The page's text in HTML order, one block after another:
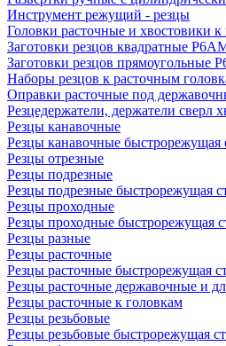
Инструмент режущий - резцы
Головки расточные и хвостовики
Заготовки резцов квадратные
Заготовки резцов прямоугольные
Наборы резцов к расточным
Оправки расточные под
Резцедержатели, держатели сверл
Резцы канавочные
Резцы канавочные быстрорежущая
Резцы отрезные
Резцы подрезные
Резцы подрезные быстрорежущая
Резцы проходные
Резцы проходные быстрорежущая
Резцы разные
Резцы расточные
Резцы расточные быстрорежущая
Резцы расточные державочные и
Резцы расточные к головкам
Резцы резьбовые
Резцы резьбовые быстрорежущая